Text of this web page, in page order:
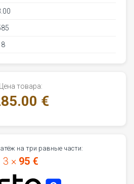
Цена товара:
€
на три равные части:
3 × 95 €